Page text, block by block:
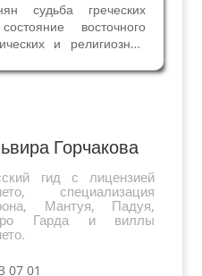
судьба греческих
восточного
и религиозных
крестового похода.
Горчакова
гид с лицензией
специализация
Мантуя, Падуя,
Гарда и виллы
07 01